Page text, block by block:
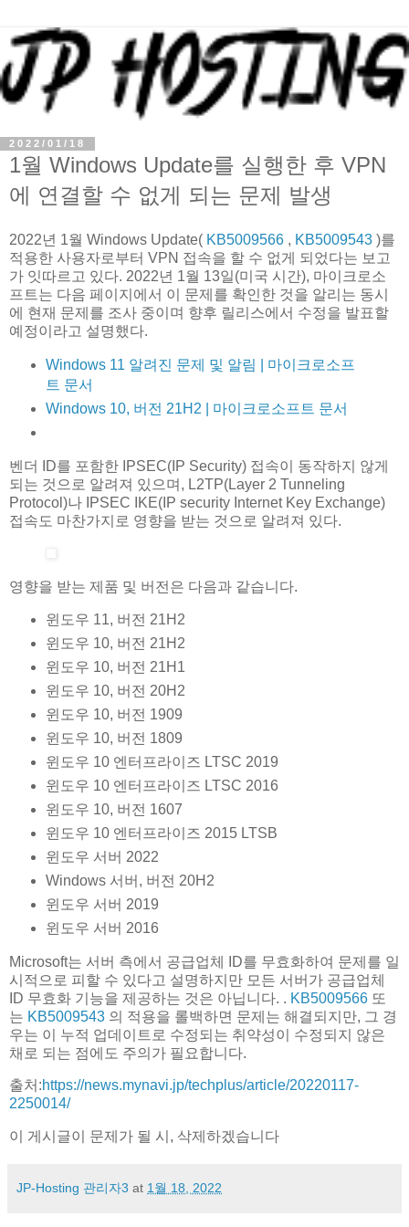
2022/01/18
1월 Windows Update를 실행한 후 VPN
에 연결할 수 없게 되는 문제 발생
2022년 1월 Windows Update( KB5009566 , KB5009543 )를
적용한 사용자로부터 VPN 접속을 할 수 없게 되었다는 보고
가 잇따르고 있다. 2022년 1월 13일(미국 시간), 마이크로소
프트는 다음 페이지에서 이 문제를 확인한 것을 알리는 동시
에 현재 문제를 조사 중이며 향후 릴리스에서 수정을 발표할
예정이라고 설명했다.
Windows 11 알려진 문제 및 알림 | 마이크로소프
트 문서
Windows 10, 버전 21H2 | 마이크로소프트 문서
벤더 ID를 포함한 IPSEC(IP Security) 접속이 동작하지 않게
되는 것으로 알려져 있으며, L2TP(Layer 2 Tunneling
Protocol)나 IPSEC IKE(IP security Internet Key Exchange)
접속도 마찬가지로 영향을 받는 것으로 알려져 있다.
영향을 받는 제품 및 버전은 다음과 같습니다.
윈도우 11, 버전 21H2
윈도우 10, 버전 21H2
윈도우 10, 버전 21H1
윈도우 10, 버전 20H2
윈도우 10, 버전 1909
윈도우 10, 버전 1809
윈도우 10 엔터프라이즈 LTSC 2019
윈도우 10 엔터프라이즈 LTSC 2016
윈도우 10, 버전 1607
윈도우 10 엔터프라이즈 2015 LTSB
윈도우 서버 2022
Windows 서버, 버전 20H2
윈도우 서버 2019
윈도우 서버 2016
Microsoft는 서버 측에서 공급업체 ID를 무효화하여 문제를 일
시적으로 피할 수 있다고 설명하지만 모든 서버가 공급업체
ID 무효화 기능을 제공하는 것은 아닙니다. . KB5009566 또
는 KB5009543 의 적용을 롤백하면 문제는 해결되지만, 그 경
우는 이 누적 업데이트로 수정되는 취약성이 수정되지 않은
채로 되는 점에도 주의가 필요합니다.
출처:https://news.mynavi.jp/techplus/article/20220117-
2250014/
이 게시글이 문제가 될 시, 삭제하겠습니다
JP-Hosting 관리자3 at 1월 18, 2022